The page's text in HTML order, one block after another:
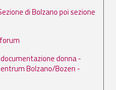
di Bolzano poi sezione
donna -
Bolzano/Bozen -